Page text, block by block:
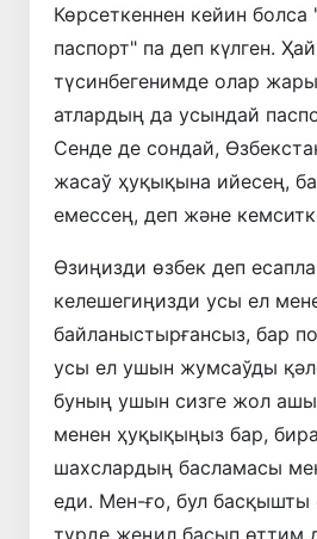
Көрсеткеннен кейин
паспорт" па деп күлген.
түсинбегенимде олар
атлардың да усындай
Сенде де сондай,
жасаў ҳуқықына ийесең,
емессең, деп және
Өзиңизди өзбек деп
келешегиңизди усы ел
байланыстырғансыз, бар
усы ел ушын жумсаўды
буның ушын сизге жол
менен ҳуқықыңыз бар,
шахслардың басламасы
еди. Мен-ғо, бул
түрде жеңил басып өттим